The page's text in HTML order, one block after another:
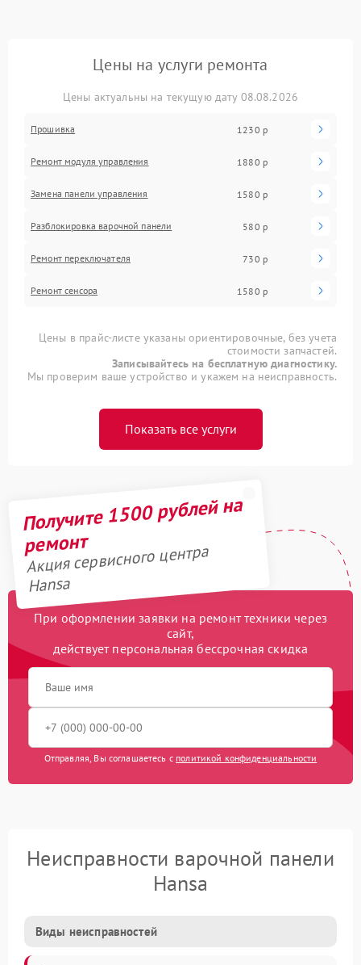
Цены на услуги ремонта
Цены актуальны на текущую дату 08.08.2026
Прошивка 1230 р
Ремонт модуля управления 1880 р
Замена панели управления 1580 р
Разблокировка варочной панели 580 р
Ремонт переключателя 730 р
Ремонт сенсора 1580 р
Цены в прайс-листе указаны ориентировочные, без учета
стоимости запчастей.
Записывайтесь на бесплатную диагностику.
Мы проверим ваше устройство и укажем на неисправность.
Показать все услуги
Получите 1500 рублей на
ремонт
Акция сервисного центра
Hansa
При оформлении заявки на ремонт техники через
сайт,
действует персональная бессрочная скидка
Отправляя, Вы соглашаетесь с политикой конфиденциальности
Неисправности варочной панели
Hansa
Виды неисправностей